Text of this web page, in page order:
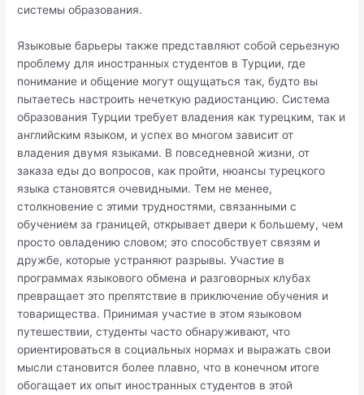
системы образования.
Языковые барьеры также представляют собой серьезную
проблему для иностранных студентов в Турции, где
понимание и общение могут ощущаться так, будто вы
пытаетесь настроить нечеткую радиостанцию. Система
образования Турции требует владения как турецким, так и
английским языком, и успех во многом зависит от
владения двумя языками. В повседневной жизни, от
заказа еды до вопросов, как пройти, нюансы турецкого
языка становятся очевидными. Тем не менее,
столкновение с этими трудностями, связанными с
обучением за границей, открывает двери к большему, чем
просто овладению словом; это способствует связям и
дружбе, которые устраняют разрывы. Участие в
программах языкового обмена и разговорных клубах
превращает это препятствие в приключение обучения и
товарищества. Принимая участие в этом языковом
путешествии, студенты часто обнаруживают, что
ориентироваться в социальных нормах и выражать свои
мысли становится более плавно, что в конечном итоге
обогащает их опыт иностранных студентов в этой